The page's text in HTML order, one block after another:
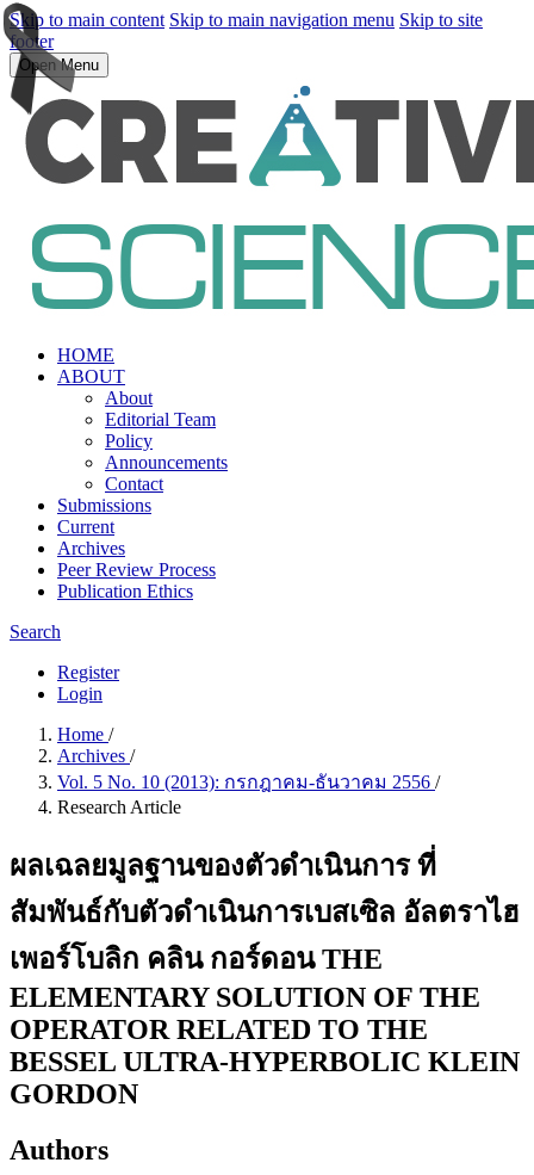
Skip to main content Skip to main navigation menu Skip to site
footer
Open Menu
HOME
ABOUT
About
Editorial Team
Policy
Announcements
Contact
Submissions
Current
Archives
Peer Review Process
Publication Ethics
Search
Register
Login
Home /
Archives /
Vol. 5 No. 10 (2013): กรกฎาคม-ธันวาคม 2556 /
Research Article
ผลเฉลยมูลฐานของตัวดำเนินการ ที่
สัมพันธ์กับตัวดำเนินการเบสเซิล อัลตราไฮ
เพอร์โบลิก คลิน กอร์ดอน THE
ELEMENTARY SOLUTION OF THE
OPERATOR RELATED TO THE
BESSEL ULTRA-HYPERBOLIC KLEIN
GORDON
Authors